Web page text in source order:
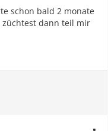
schon bald 2 monate
dann teil mir